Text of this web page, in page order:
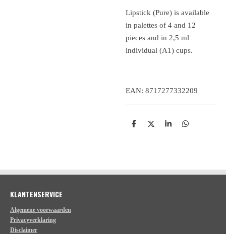
Lipstick (Pure) is available
in palettes of 4 and 12
pieces and in 2,5 ml
individual (A1) cups.
EAN: 8717277332209
D
D
S
D
KLANTENSERVICE
Algemene voorwaarden
Privacyverklaring
Disclaimer